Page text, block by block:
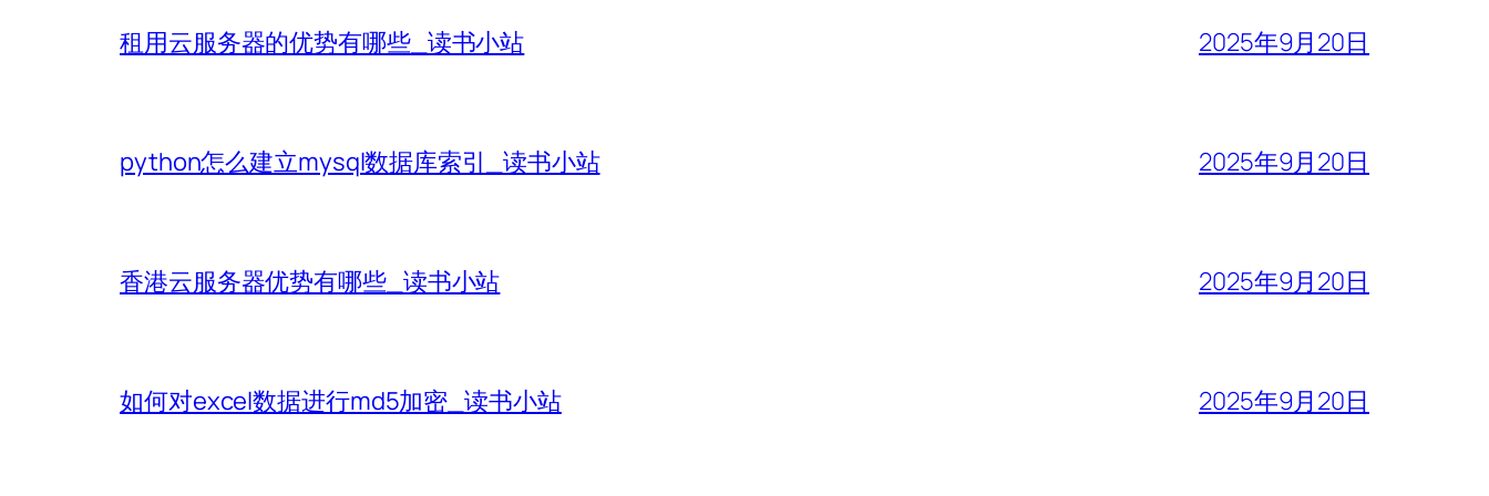
租用云服务器的优势有哪些_读书小站 2025年9月20日
python怎么建立mysql数据库索引_读书小站 2025年9月20日
香港云服务器优势有哪些_读书小站 2025年9月20日
如何对excel数据进行md5加密_读书小站 2025年9月20日